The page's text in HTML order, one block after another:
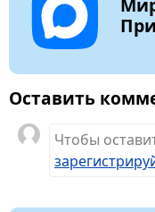
Оставить
Чтобы